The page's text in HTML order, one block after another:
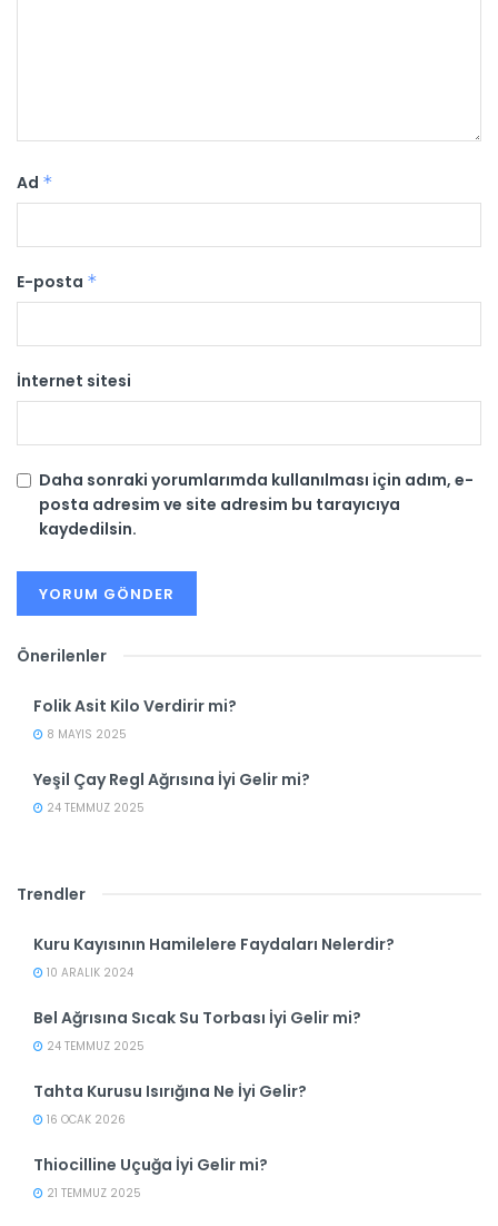
Ad *
E-posta *
İnternet sitesi
Daha sonraki yorumlarımda kullanılması için adım, e-
posta adresim ve site adresim bu tarayıcıya
kaydedilsin.
Önerilenler
Folik Asit Kilo Verdirir mi?
8 MAYIS 2025
Yeşil Çay Regl Ağrısına İyi Gelir mi?
24 TEMMUZ 2025
Trendler
Kuru Kayısının Hamilelere Faydaları Nelerdir?
10 ARALIK 2024
Bel Ağrısına Sıcak Su Torbası İyi Gelir mi?
24 TEMMUZ 2025
Tahta Kurusu Isırığına Ne İyi Gelir?
16 OCAK 2026
Thiocilline Uçuğa İyi Gelir mi?
21 TEMMUZ 2025